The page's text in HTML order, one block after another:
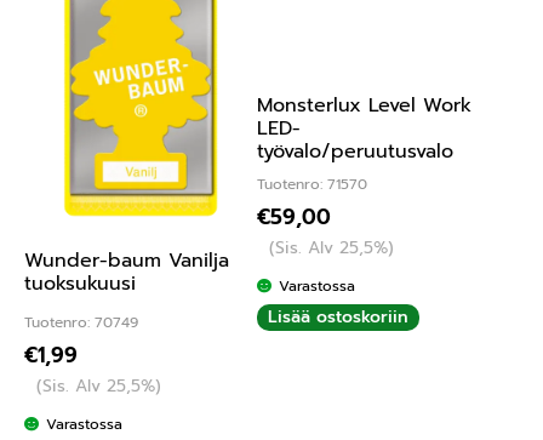
Wunder-baum Vanilja
tuoksukuusi
Tuotenro: 70749
€1,99
(Sis. Alv 25,5%)
Varastossa
Monsterlux Level Work
LED-
työvalo/peruutusvalo
Tuotenro: 71570
€59,00
(Sis. Alv 25,5%)
Varastossa
Lisää ostoskoriin